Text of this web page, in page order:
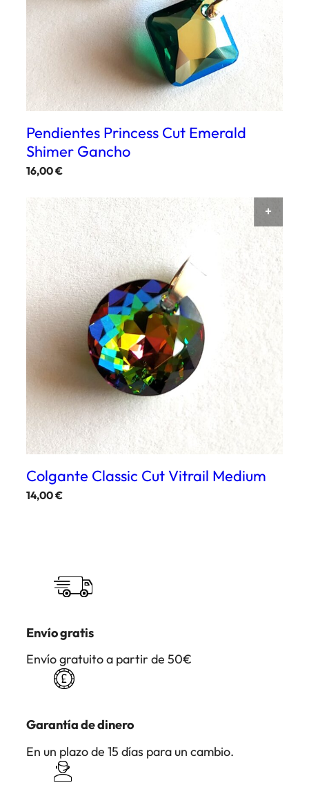
Pendientes Princess Cut Emerald
Shimer Gancho
16,00€
Colgante Classic Cut Vitrail Medium
14,00€
Envío gratis
Envío gratuito a partir de 50€
Garantía de dinero
En un plazo de 15 días para un cambio.